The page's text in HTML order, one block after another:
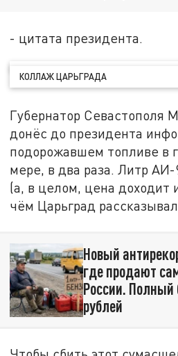
- цитата президента.
КОЛЛАЖ ЦАРЬГРАДА
Губернатор Севастополя
донёс до президента
подорожавшем топливе в
мере, в два раза. Литр АИ-
(а, в целом, цена доходит
чём Царьград
Новый
где продают
России. Полный
рублей